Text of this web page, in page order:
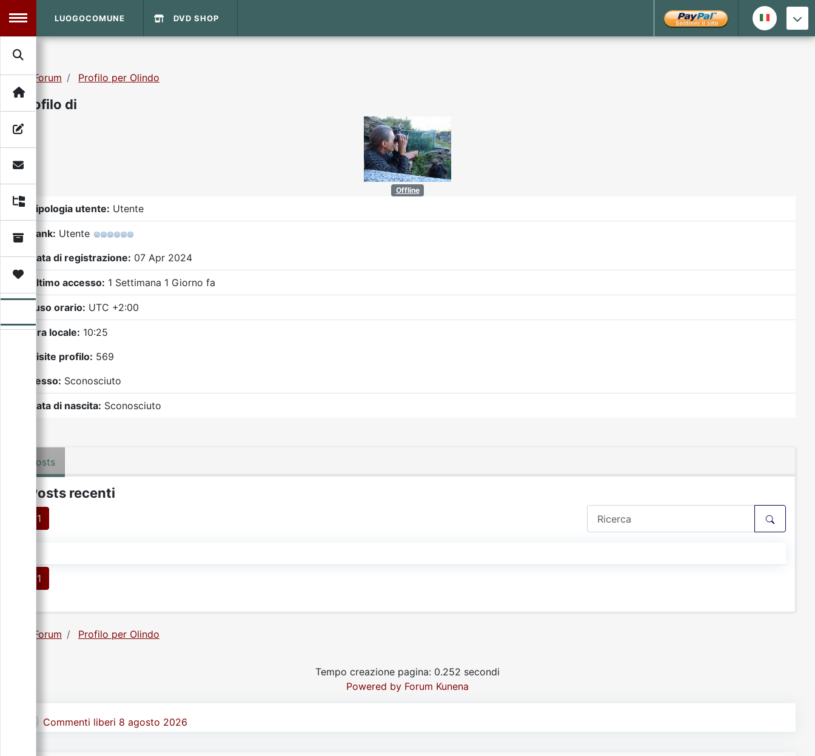
MENU
Search
Vecchio Sito
Archivio
Video
Forum
Donazione
LUOGOCOMUNE DVD SHOP
Forum Profilo per Olindo
Profilo di
Offline
Tipologia utente: Utente
Rank: Utente
Data di registrazione: 07 Apr 2024
Ultimo accesso: 1 Settimana 1 Giorno fa
Fuso orario: UTC +2:00
Ora locale: 10:25
Visite profilo: 569
Sesso: Sconosciuto
Data di nascita: Sconosciuto
Posts
Posts recenti
1
1
Forum Profilo per Olindo
Tempo creazione pagina: 0.252 secondi
Powered by Forum Kunena
Commenti liberi 8 agosto 2026